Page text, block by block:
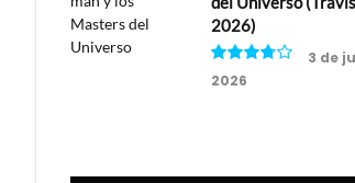
2026)
7.5
3 de
2026